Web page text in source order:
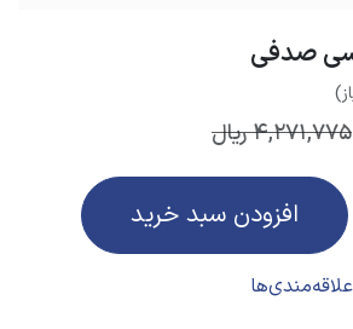
4,271,775ریال
افزودن سبد خرید